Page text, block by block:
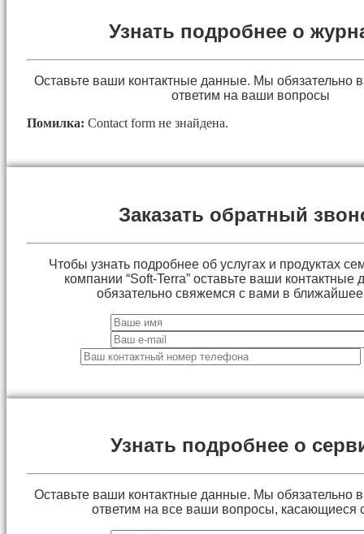
Узнать подробнее о
Оставьте ваши контактные данные. Мы обязательно
ответим на ваши вопросы
Помилка: Contact form не знайдена.
Заказать обратный
Чтобы узнать подробнее об услугах и продуктах
компании “Soft-Terra” оставьте ваши
обязательно свяжемся с вами в
Узнать подробнее о
Оставьте ваши контактные данные. Мы обязательно
ответим на все ваши вопросы, касающиеся